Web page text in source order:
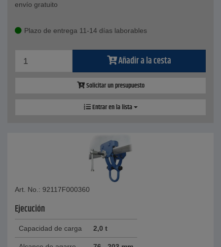
envío gratuito
Plazo de entrega 11-14 días laborables
Añadir a la cesta
Solicitar un presupuesto
Entrar en la lista
Art. No.: 92117F000360
Ejecución
Capacidad de carga 2,0 t